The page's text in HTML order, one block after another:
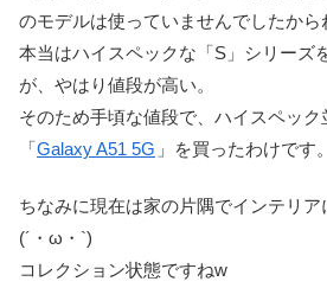
のモデルは使っていませんでしたから
本当はハイスペックな「S」シリーズ
が、やはり値段が高い。
そのため手頃な値段で、ハイスペック
「Galaxy A51 5G 」を買ったわけです。
ちなみに現在は家の片隅でインテリア
(´・ω・`)
コレクション状態ですねw